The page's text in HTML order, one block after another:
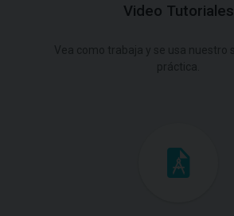
Video Tutoriales